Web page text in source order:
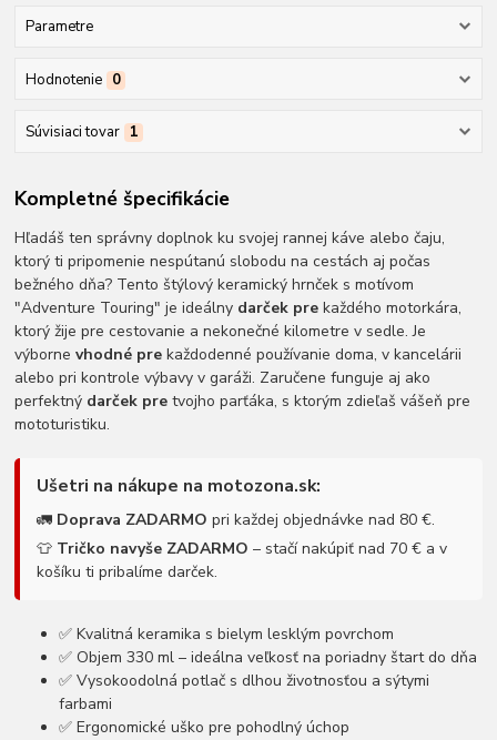
Parametre
Hodnotenie 0
Súvisiaci tovar 1
Kompletné špecifikácie
Hľadáš ten správny doplnok ku svojej rannej káve alebo čaju,
ktorý ti pripomenie nespútanú slobodu na cestách aj počas
bežného dňa? Tento štýlový keramický hrnček s motívom
"Adventure Touring" je ideálny darček pre každého motorkára,
ktorý žije pre cestovanie a nekonečné kilometre v sedle. Je
výbornevhodné pre každodenné používanie doma, v kancelárii
alebo pri kontrole výbavy v garáži. Zaručene funguje aj ako
perfektný darček pre tvojho parťáka, s ktorým zdieľaš vášeň pre
mototuristiku.
Ušetri na nákupe na motozona.sk:
🚛 Doprava ZADARMO pri každej objednávke nad 80 €.
👕 Tričko navyše ZADARMO – stačí nakúpiť nad 70 € a v
košíku ti pribalíme darček.
✅ Kvalitná keramika s bielym lesklým povrchom
✅ Objem 330 ml – ideálna veľkosť na poriadny štart do dňa
✅ Vysokoodolná potlač s dlhou životnosťou a sýtymi
farbami
✅ Ergonomické uško pre pohodlný úchop